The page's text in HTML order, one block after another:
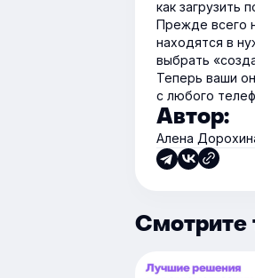
как загрузить
Прежде всего
находятся в
выбрать
Теперь ваши
с любого
Автор:
Алена
Смотрите